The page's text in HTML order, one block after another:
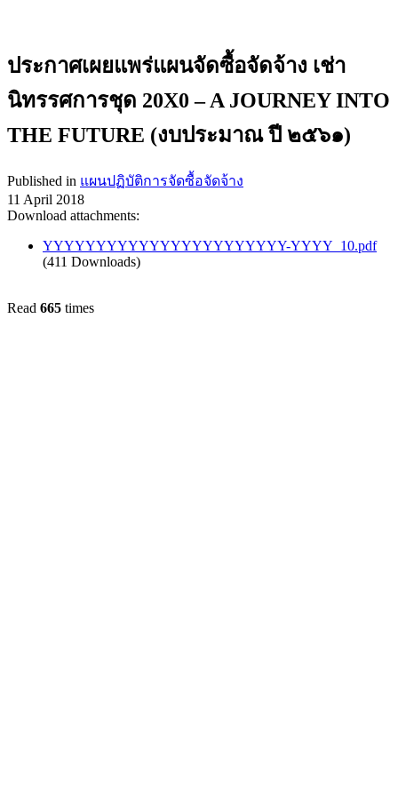
ประกาศเผยแพร่แผนจัดซื้อจัดจ้าง เช่า
นิทรรศการชุด 20X0 – A JOURNEY INTO
THE FUTURE (งบประมาณ ปี ๒๕๖๑)
Published in แผนปฏิบัติการจัดซื้อจัดจ้าง
11 April 2018
Download attachments:
YYYYYYYYYYYYYYYYYYYYYYY-YYYY_10.pdf
(411 Downloads)
Read 665 times